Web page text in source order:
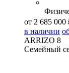
от 2 685 000
в наличии
ARRIZO 8
Семейный